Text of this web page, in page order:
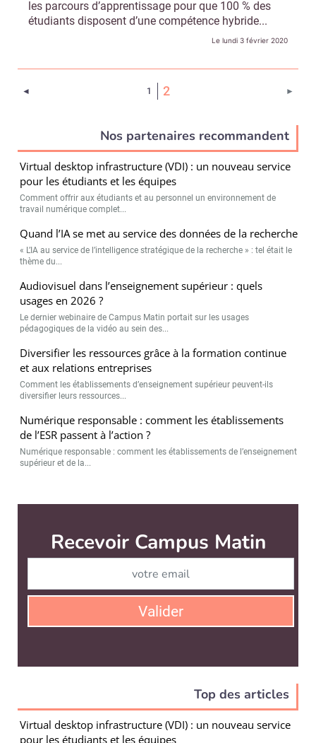
les parcours d’apprentissage pour que 100 % des
étudiants disposent d’une compétence hybride...
Le lundi 3 février 2020
◄ 1 2 ►
Nos partenaires recommandent
Virtual desktop infrastructure (VDI) : un nouveau service
pour les étudiants et les équipes
Comment offrir aux étudiants et au personnel un environnement de
travail numérique complet...
Quand l’IA se met au service des données de la recherche
« L’IA au service de l’intelligence stratégique de la recherche » : tel était le
thème du...
Audiovisuel dans l’enseignement supérieur : quels
usages en 2026 ?
Le dernier webinaire de Campus Matin portait sur les usages
pédagogiques de la vidéo au sein des...
Diversifier les ressources grâce à la formation continue
et aux relations entreprises
Comment les établissements d’enseignement supérieur peuvent-ils
diversifier leurs ressources...
Numérique responsable : comment les établissements
de l’ESR passent à l’action ?
Numérique responsable : comment les établissements de l’enseignement
supérieur et de la...
Recevoir Campus Matin
Valider
Top des articles
Virtual desktop infrastructure (VDI) : un nouveau service
pour les étudiants et les équipes